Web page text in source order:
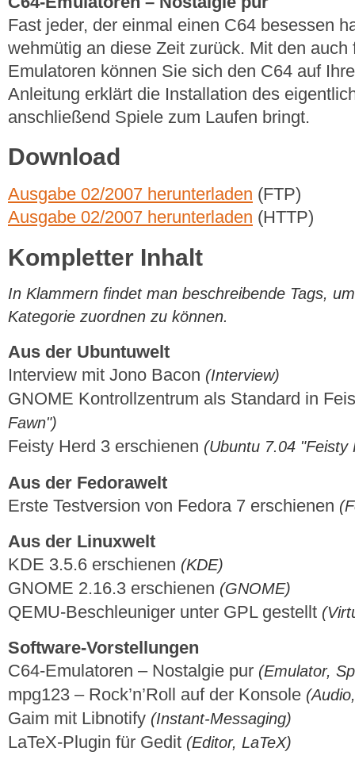
Fast jeder, der einmal einen C64 besessen
wehmütig an diese Zeit zurück. Mit den
Emulatoren können Sie sich den C64 auf
Anleitung erklärt die Installation des
anschließend Spiele zum Laufen bringt.
Download
Ausgabe 02/2007 herunterladen (FTP)
Ausgabe 02/2007 herunterladen (HTTP)
Kompletter Inhalt
In Klammern findet man beschreibende Tags,
Kategorie zuordnen zu können.
Aus der Ubuntuwelt
Interview mit Jono Bacon (Interview)
GNOME Kontrollzentrum als Standard in
Fawn")
Feisty Herd 3 erschienen (Ubuntu 7.04 "Feisty
Aus der Fedorawelt
Erste Testversion von Fedora 7 erschienen
Aus der Linuxwelt
KDE 3.5.6 erschienen (KDE)
GNOME 2.16.3 erschienen (GNOME)
QEMU-Beschleuniger unter GPL gestellt
Software-Vorstellungen
C64-Emulatoren – Nostalgie pur (Emulator,
mpg123 – Rock’n’Roll auf der Konsole
Gaim mit Libnotify (Instant-Messaging)
LaTeX-Plugin für Gedit (Editor, LaTeX)